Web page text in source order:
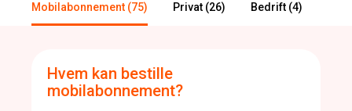
Mobilabonnement (75) Privat (26) Bedrift (4)
Hvem kan bestille
mobilabonnement?